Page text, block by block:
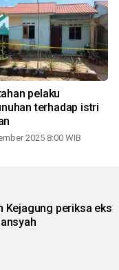
pelaku
terhadap istri
2025 8:00 WIB
Kejagung periksa eks